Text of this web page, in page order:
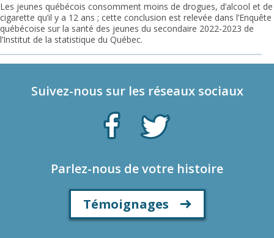
Les jeunes québécois consomment moins de drogues, d’alcool et de
cigarette qu’il y a 12 ans ; cette conclusion est relevée dans l’Enquête
québécoise sur la santé des jeunes du secondaire 2022-2023 de
l’Institut de la statistique du Québec.
Suivez-nous sur les réseaux sociaux
Parlez-nous de votre histoire
Témoignages